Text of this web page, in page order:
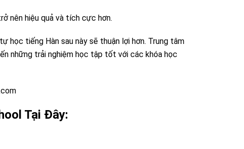
nên hiệu quả và tích cực hơn.
học tiếng Hàn sau này sẽ thuận lợi hơn. Trung tâm
những trải nghiệm học tập tốt với các khóa học
Tại Đây: